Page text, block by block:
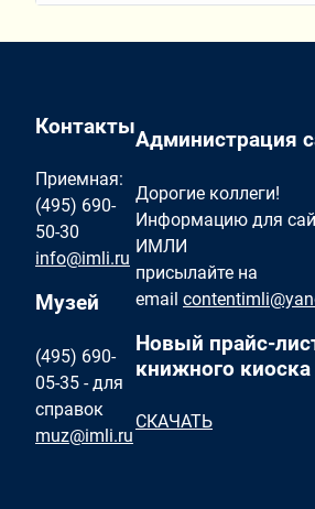
Контакты
Приемная:
(495) 690-
50-30
info@imli.ru
Музей
(495) 690-
05-35 - для
справок
muz@imli.ru
Администрация
Дорогие коллеги!
Информацию для
ИМЛИ
присылайте на
email
Новый прайс-
книжного киоска
СКАЧАТЬ